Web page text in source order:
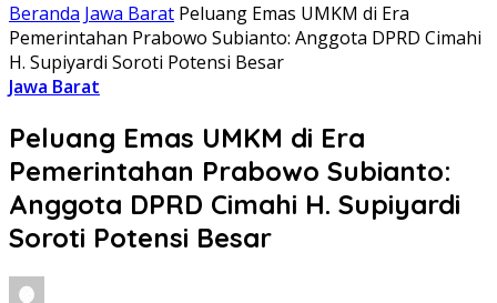
Beranda Jawa Barat Peluang Emas UMKM di Era
Pemerintahan Prabowo Subianto: Anggota DPRD Cimahi
H. Supiyardi Soroti Potensi Besar
Jawa Barat
Peluang Emas UMKM di Era
Pemerintahan Prabowo Subianto:
Anggota DPRD Cimahi H. Supiyardi
Soroti Potensi Besar